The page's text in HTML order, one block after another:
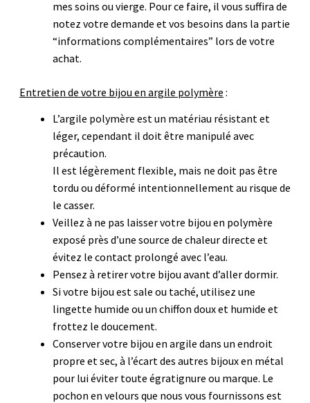
mes soins ou vierge. Pour ce faire, il vous suffira de
notez votre demande et vos besoins dans la partie
“informations complémentaires” lors de votre
achat.
Entretien de votre bijou en argile polymère :
L’argile polymère est un matériau résistant et
léger, cependant il doit être manipulé avec
précaution.
Il est légèrement flexible, mais ne doit pas être
tordu ou déformé intentionnellement au risque de
le casser.
Veillez à ne pas laisser votre bijou en polymère
exposé près d’une source de chaleur directe et
évitez le contact prolongé avec l’eau.
Pensez à retirer votre bijou avant d’aller dormir.
Si votre bijou est sale ou taché, utilisez une
lingette humide ou un chiffon doux et humide et
frottez le doucement.
Conserver votre bijou en argile dans un endroit
propre et sec, à l’écart des autres bijoux en métal
pour lui éviter toute égratignure ou marque. Le
pochon en velours que nous vous fournissons est